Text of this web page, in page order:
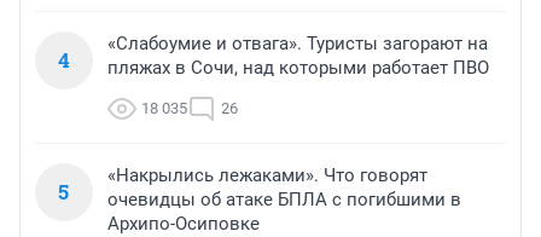
4
«Слабоумие и отвага». Туристы загорают на
пляжах в Сочи, над которыми работает ПВО
18 035 26
5
«Накрылись лежаками». Что говорят
очевидцы об атаке БПЛА с погибшими в
Архипо-Осиповке